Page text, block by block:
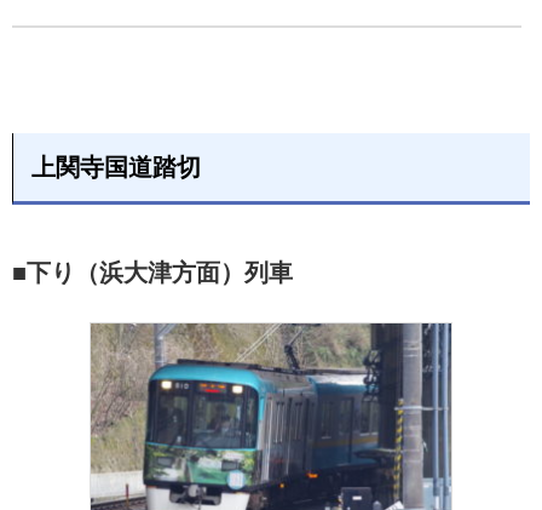
上関寺国道踏切
■下り（浜大津方面）列車